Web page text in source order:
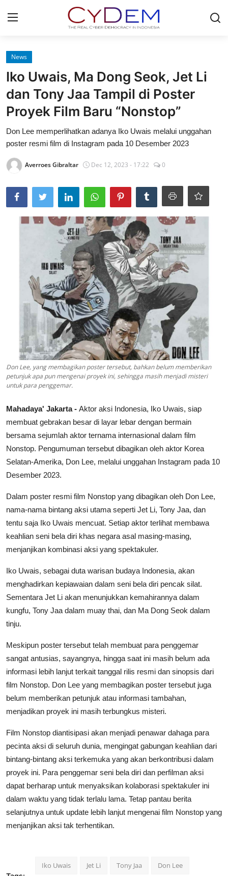
Home
Contact
News
Olahraga
Nasional
News
Iko Uwais, Ma Dong Seok, Jet Li
dan Tony Jaa Tampil di Poster
Proyek Film Baru “Nonstop”
Don Lee memperlihatkan adanya Iko Uwais melalui unggahan
poster resmi film di Instagram pada 10 Desember 2023
Averroes Gibraltar Dec 12, 2023 - 17:22 0
Don Lee, yang membagikan poster tersebut, bahkan belum memberikan
petunjuk apa pun mengenai proyek ini, sehingga masih menjadi misteri
untuk para penggemar.
Mahadaya' Jakarta - Aktor aksi Indonesia, Iko Uwais, siap
membuat gebrakan besar di layar lebar dengan bermain
bersama sejumlah aktor ternama internasional dalam film
Nonstop. Pengumuman tersebut dibagikan oleh aktor Korea
Selatan-Amerika, Don Lee, melalui unggahan Instagram pada 10
Desember 2023.
Dalam poster resmi film Nonstop yang dibagikan oleh Don Lee,
nama-nama bintang aksi utama seperti Jet Li, Tony Jaa, dan
tentu saja Iko Uwais mencuat. Setiap aktor terlihat membawa
keahlian seni bela diri khas negara asal masing-masing,
menjanjikan kombinasi aksi yang spektakuler.
Iko Uwais, sebagai duta warisan budaya Indonesia, akan
menghadirkan kepiawaian dalam seni bela diri pencak silat.
Sementara Jet Li akan menunjukkan kemahirannya dalam
kungfu, Tony Jaa dalam muay thai, dan Ma Dong Seok dalam
tinju.
Meskipun poster tersebut telah membuat para penggemar
sangat antusias, sayangnya, hingga saat ini masih belum ada
informasi lebih lanjut terkait tanggal rilis resmi dan sinopsis dari
film Nonstop. Don Lee yang membagikan poster tersebut juga
belum memberikan petunjuk atau informasi tambahan,
menjadikan proyek ini masih terbungkus misteri.
Film Nonstop diantisipasi akan menjadi penawar dahaga para
pecinta aksi di seluruh dunia, mengingat gabungan keahlian dari
bintang-bintang aksi terkemuka yang akan berkontribusi dalam
proyek ini. Para penggemar seni bela diri dan perfilman aksi
dapat berharap untuk menyaksikan kolaborasi spektakuler ini
dalam waktu yang tidak terlalu lama. Tetap pantau berita
selanjutnya untuk update lebih lanjut mengenai film Nonstop yang
menjanjikan aksi tak terhentikan.
Iko Uwais Jet Li Tony Jaa Don Lee